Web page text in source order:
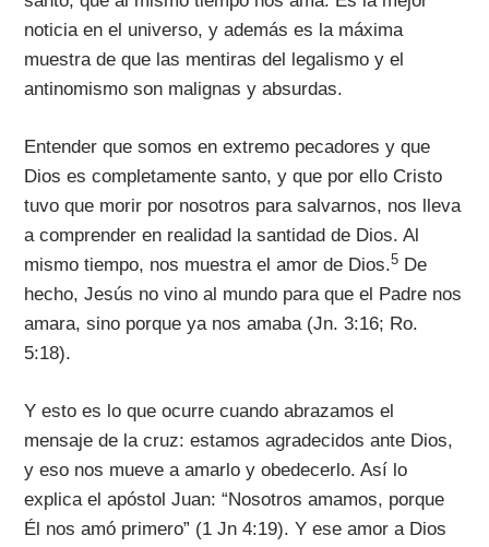
noticia en el universo, y además es la máxima
muestra de que las mentiras del legalismo y el
antinomismo son malignas y absurdas.
Entender que somos en extremo pecadores y que
Dios es completamente santo, y que por ello Cristo
tuvo que morir por nosotros para salvarnos, nos lleva
a comprender en realidad la santidad de Dios. Al
mismo tiempo, nos muestra el amor de Dios.5 De
hecho, Jesús no vino al mundo para que el Padre nos
amara, sino porque ya nos amaba (Jn. 3:16; Ro.
5:18).
Y esto es lo que ocurre cuando abrazamos el
mensaje de la cruz: estamos agradecidos ante Dios,
y eso nos mueve a amarlo y obedecerlo. Así lo
explica el apóstol Juan: “Nosotros amamos, porque
Él nos amó primero” (1 Jn 4:19). Y ese amor a Dios